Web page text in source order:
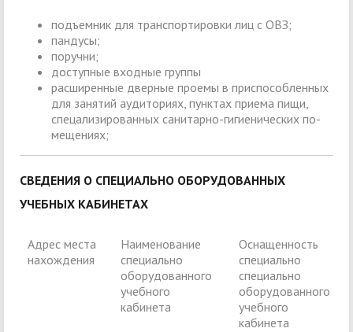
подъемник для транспортировки лиц с ОВЗ;
пан­ду­сы;
по­руч­ни;
доступные входные группы
расширенные двер­ные про­емы в при­спо­соб­лен­ных
для за­ня­тий ауди­то­ри­ях, пунктах приема пищи,
спецализированных са­ни­тар­но-ги­ги­е­ни­че­ских по­
ме­ще­ни­ях;
СВЕДЕНИЯ О СПЕЦИАЛЬНО ОБОРУДОВАННЫХ
УЧЕБНЫХ КАБИНЕТАХ
Адрес места
нахождения
Наименование
специально
оборудованного
учебного
кабинета
Оснащенность
специально
специально
оборудованного
учебного
кабинета